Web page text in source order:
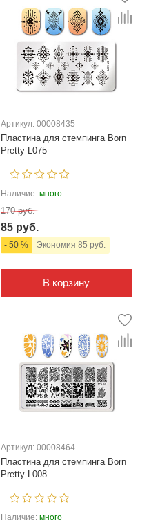
Артикул: 00008435
Пластина для стемпинга Born
Pretty L075
Наличие: много
170 руб.
85 руб.
- 50 % Экономия 85 руб.
В корзину
Артикул: 00008464
Пластина для стемпинга Born
Pretty L008
Наличие: много